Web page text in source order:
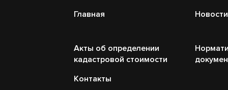
Главная Новости
Акты об определении
кадастровой стоимости
Контакты